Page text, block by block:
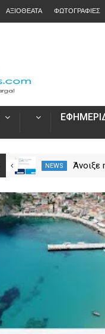
ΑΞΙΟΘΕΑΤΑ ΦΩΤΟΓΡΑΦΙΕΣ
NEWS
Άνοιξε
Ενιαία